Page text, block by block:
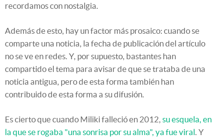
recordamos con nostalgia.
Además de esto, hay un factor más prosaico: cuando se
comparte una noticia, la fecha de publicación del artículo
no se ve en redes. Y, por supuesto, bastantes han
compartido el tema para avisar de que se trataba de una
noticia antigua, pero de esta forma también han
contribuido de esta forma a su difusión.
Es cierto que cuando Miliki falleció en 2012, su esquela, en
la que se rogaba "una sonrisa por su alma", ya fue viral . Y